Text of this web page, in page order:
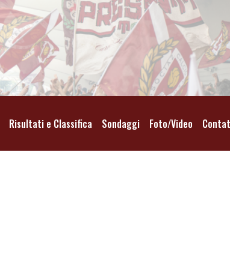
Risultati e Classifica Sondaggi Foto/Video